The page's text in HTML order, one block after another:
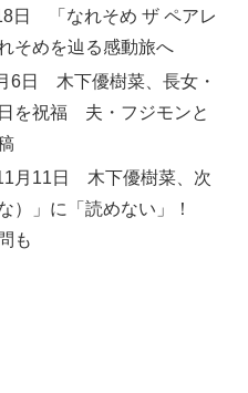
日 「なれそめ ザ ペアレ
そめを辿る感動旅へ
6日 木下優樹菜、長女・
を祝福 夫・フジモンと
月11日 木下優樹菜、次
）」に「読めない」！
も